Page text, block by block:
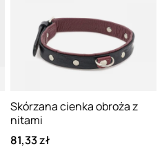
Skórzana cienka obroża z
nitami
81,33 zł